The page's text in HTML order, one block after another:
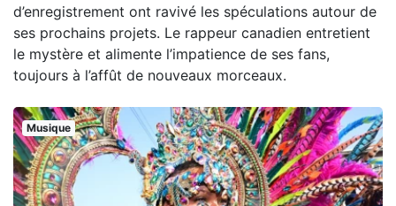
d’enregistrement ont ravivé les spéculations autour de
ses prochains projets. Le rappeur canadien entretient
le mystère et alimente l’impatience de ses fans,
toujours à l’affût de nouveaux morceaux.
Musique